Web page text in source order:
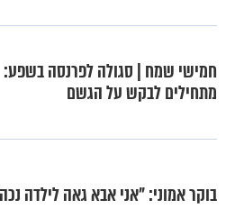
חמישי שמח | סגולה לפרנסה בשפע:
מתחילים לבקש על הגשם
בוקר אמוני: "אני אבא גאה לילדה